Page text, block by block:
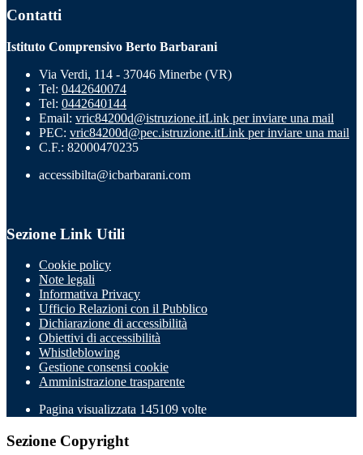
Contatti
Istituto Comprensivo Berto Barbarani
Via Verdi, 114 - 37046 Minerbe (VR)
Tel: 0442640074
Tel: 0442640144
Email: vric84200d@istruzione.itLink per inviare una mail
PEC: vric84200d@pec.istruzione.itLink per inviare una mail
C.F.: 82000470235
accessibilta@icbarbarani.com
Sezione Link Utili
Cookie policy
Note legali
Informativa Privacy
Ufficio Relazioni con il Pubblico
Dichiarazione di accessibilità
Obiettivi di accessibilità
Whistleblowing
Gestione consensi cookie
Amministrazione trasparente
Pagina visualizzata 145109 volte
Sezione Copyright